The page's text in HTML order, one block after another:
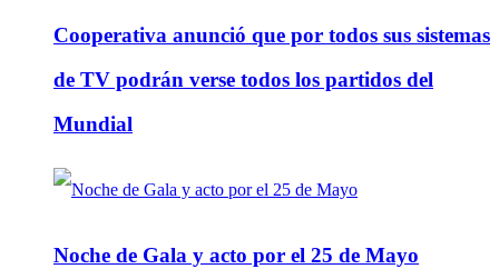
Cooperativa anunció que por todos sus sistemas
de TV podrán verse todos los partidos del
Mundial
Noche de Gala y acto por el 25 de Mayo